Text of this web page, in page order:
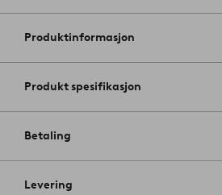
Produktinformasjon
Produkt spesifikasjon
Betaling
Levering